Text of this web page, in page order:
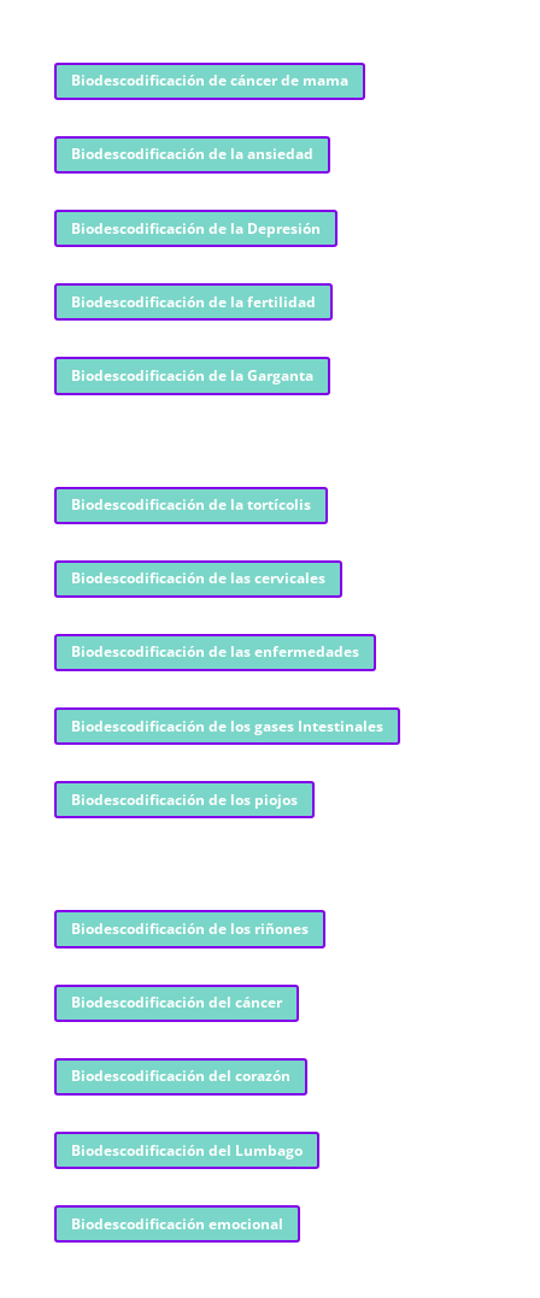
Biodescodificación de cáncer de mama
Biodescodificación de la ansiedad
Biodescodificación de la Depresión
Biodescodificación de la fertilidad
Biodescodificación de la Garganta
Biodescodificación de la tortícolis
Biodescodificación de las cervicales
Biodescodificación de las enfermedades
Biodescodificación de los gases Intestinales
Biodescodificación de los piojos
Biodescodificación de los riñones
Biodescodificación del cáncer
Biodescodificación del corazón
Biodescodificación del Lumbago
Biodescodificación emocional